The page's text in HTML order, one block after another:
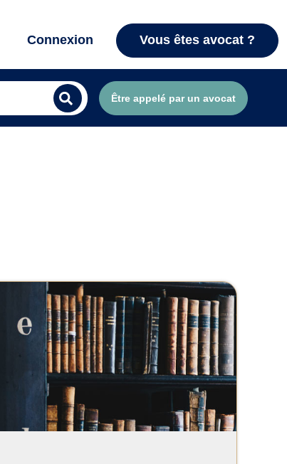
Connexion Vous êtes avocat ?
Être appelé par un avocat